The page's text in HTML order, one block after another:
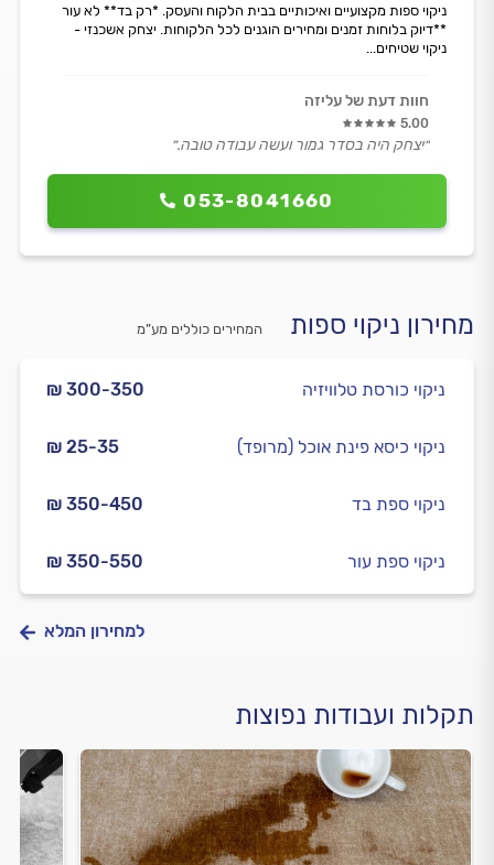
053-8041660
ניקוי ספות מקצועיים ואיכותיים בבית הלקוח והעסק. *רק בד** לא עור
**דיוק בלוחות זמנים ומחירים הוגנים לכל הלקוחות. יצחק אשכנזי -
ניקוי שטיחים...
חוות דעת של עליזה
5.00
״יצחק היה בסדר גמור ועשה עבודה טובה.״
מחירון ניקוי ספות המחירים כוללים מע”מ
₪ 300-350 ניקוי כורסת טלוויזיה
₪ 25-35 ניקוי כיסא פינת אוכל (מרופד)
₪ 350-450 ניקוי ספת בד
₪ 350-550 ניקוי ספת עור
למחירון המלא
תקלות ועבודות נפוצות